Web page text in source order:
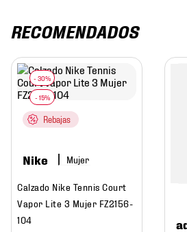
RECOMENDADOS
Rebajas
Nike Mujer
Calzado Nike Tennis Court
Vapor Lite 3 Mujer FZ2156-
104